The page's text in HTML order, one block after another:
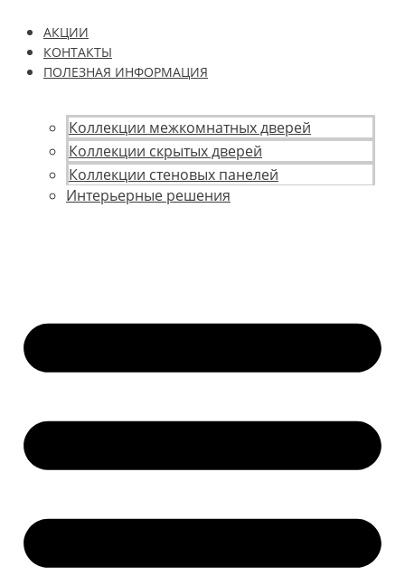
АКЦИИ
КОНТАКТЫ
ПОЛЕЗНАЯ ИНФОРМАЦИЯ
Коллекции межкомнатных дверей
Коллекции скрытых дверей
Коллекции стеновых панелей
Интерьерные решения